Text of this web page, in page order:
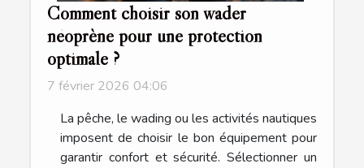
Comment choisir son wader
néoprène pour une protection
optimale ?
7 février 2026 04:06
La pêche, le wading ou les activités nautiques
imposent de choisir le bon équipement pour
garantir confort et sécurité. Sélectionner un